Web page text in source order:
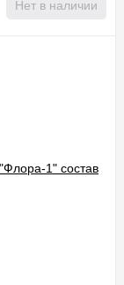
Нет в наличии